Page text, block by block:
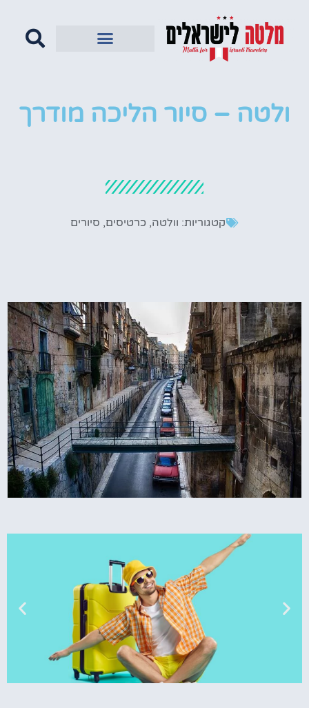
ולטה – סיור הליכה מודרך
קטגוריות: וולטה, כרטיסים, סיורים